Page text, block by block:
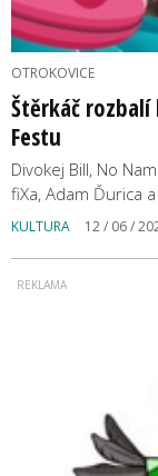
OTROKOVICE
Štěrkáč rozbalí
Festu
Divokej Bill, No
fiXa, Adam Ďurica
KULTURA 12 / 06 /